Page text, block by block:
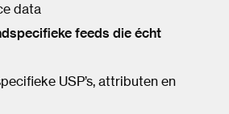
data
feeds die écht
USP’s, attributen en